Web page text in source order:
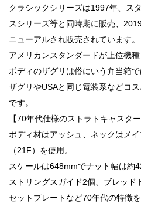
クラシックシリーズは1997年、ス
スシリーズ等と同時期に販売、
ニューアルされ販売されています。
アメリカンスタンダードが上位機
ボディのザグリは俗にいう弁当箱
ザグリやUSAと同じ電装系などコ
です。
【70年代仕様のストラトキャスター
ボディ材はアッシュ、ネックはメ
（21F）を使用。
スケールは648mmでナット幅は約
ストリングスガイド2個、ブレッド
セットプレートなど70年代の特徴